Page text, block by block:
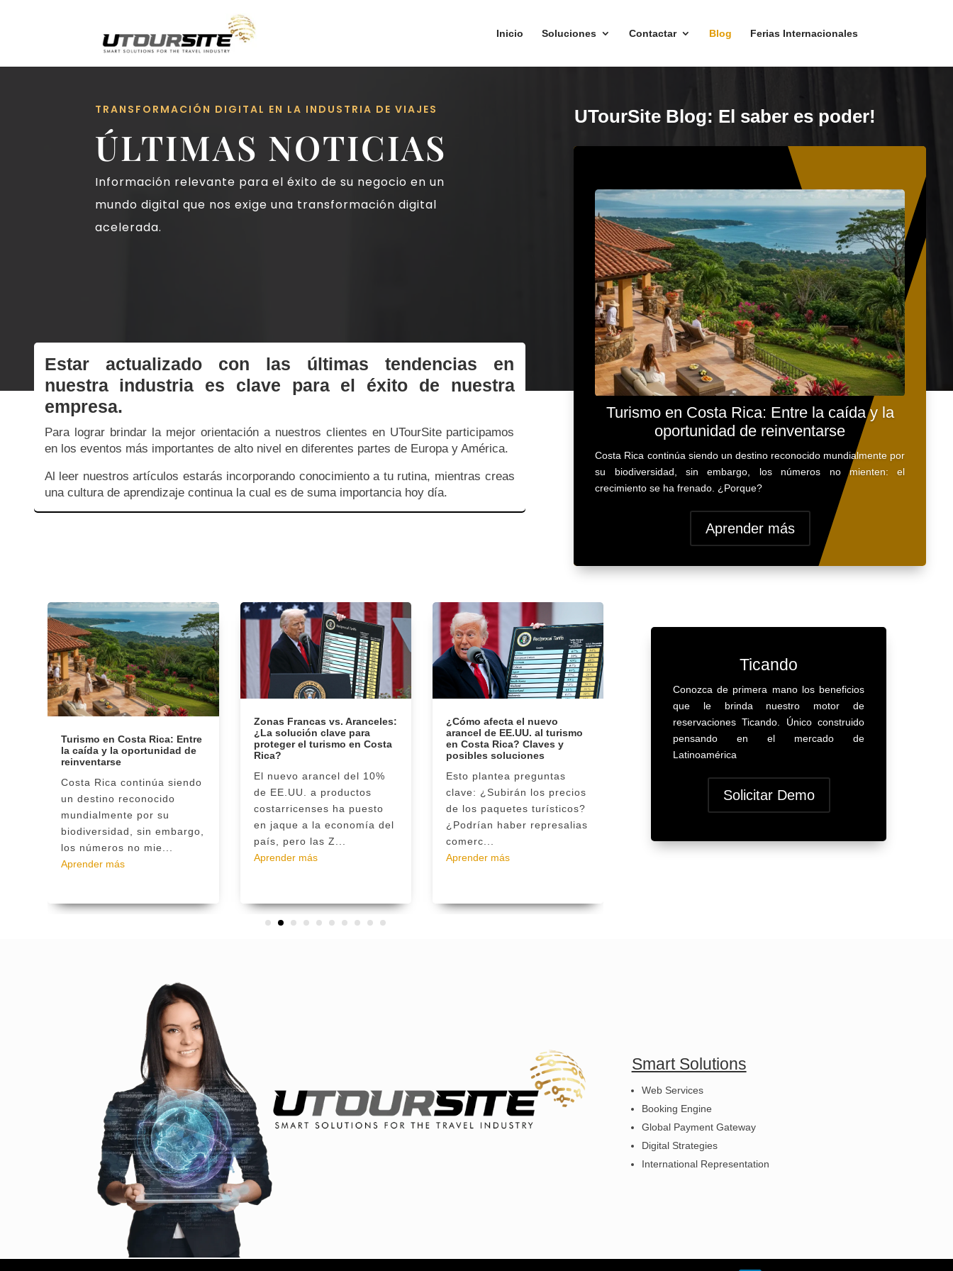
Inicio Soluciones Contactar Blog Ferias Internacionales
TRANSFORMACIÓN DIGITAL EN LA INDUSTRIA DE VIAJES
ÚLTIMAS NOTICIAS
Información relevante para el éxito de su negocio en un
mundo digital que nos exige una transformación digital
acelerada.
Estar actualizado con las últimas tendencias en
nuestra industria es clave para el éxito de nuestra
empresa.
Para lograr brindar la mejor orientación a nuestros clientes en UTourSite participamos
en los eventos más importantes de alto nivel en diferentes partes de Europa y América.
Al leer nuestros artículos estarás incorporando conocimiento a tu rutina, mientras creas
una cultura de aprendizaje continua la cual es de suma importancia hoy día.
UTourSite Blog: El saber es poder!
Turismo en Costa Rica: Entre la caída y la
oportunidad de reinventarse
Costa Rica continúa siendo un destino reconocido mundialmente por
su biodiversidad, sin embargo, los números no mienten: el
crecimiento se ha frenado. ¿Porque?
Aprender más
Turismo en Costa Rica: Entre
la caída y la oportunidad de
reinventarse
Costa Rica continúa siendo
un destino reconocido
mundialmente por su
biodiversidad, sin embargo,
los números no mie...
Aprender más
Zonas Francas vs. Aranceles:
¿La solución clave para
proteger el turismo en Costa
Rica?
El nuevo arancel del 10%
de EE.UU. a productos
costarricenses ha puesto
en jaque a la economía del
país, pero las Z...
Aprender más
¿Cómo afecta el nuevo
arancel de EE.UU. al turismo
en Costa Rica? Claves y
posibles soluciones
Esto plantea preguntas
clave: ¿Subirán los precios
de los paquetes turísticos?
¿Podrían haber represalias
comerc...
Aprender más
Turismo en Costa Rica:
Contrario a la creencia
popular, el tipo de cambio
perspectiva sobre los
¿Marketing B2B, Qué
En otras palabras, es
Aprender más
Ticando
Conozca de primera mano los beneficios
que le brinda nuestro motor de
reservaciones Ticando. Único construido
pensando en el mercado de
Latinoamérica
Solicitar Demo
Smart Solutions
Web Services
Booking Engine
Global Payment Gateway
Digital Strategies
International Representation